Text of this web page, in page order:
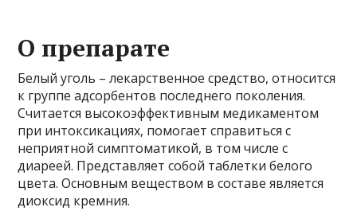
О препарате
Белый уголь – лекарственное средство, относится
к группе адсорбентов последнего поколения.
Считается высокоэффективным медикаментом
при интоксикациях, помогает справиться с
неприятной симптоматикой, в том числе с
диареей. Представляет собой таблетки белого
цвета. Основным веществом в составе является
диоксид кремния.